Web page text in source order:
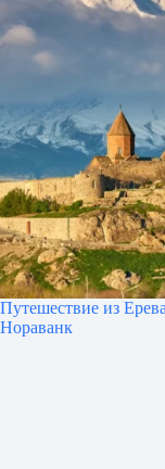
Путешествие из
Нораванк